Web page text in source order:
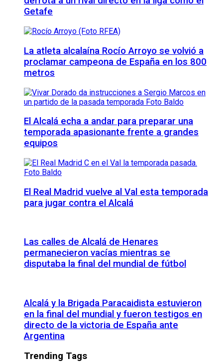
Getafe
La atleta alcalaína Rocío Arroyo se volvió a
proclamar campeona de España en los 800
metros
El Alcalá echa a andar para preparar una
temporada apasionante frente a grandes
equipos
El Real Madrid vuelve al Val esta temporada
para jugar contra el Alcalá
Las calles de Alcalá de Henares
permanecieron vacías mientras se
disputaba la final del mundial de fútbol
Alcalá y la Brigada Paracaidista estuvieron
en la final del mundial y fueron testigos en
directo de la victoria de España ante
Argentina
Trending Tags